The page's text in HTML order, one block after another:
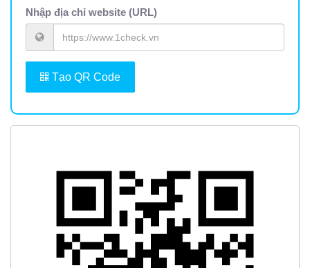
Nhập địa chỉ website (URL)
Tạo QR Code